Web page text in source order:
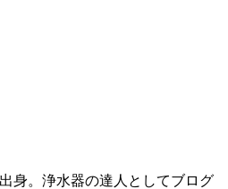
身。浄水器の達人としてブログ